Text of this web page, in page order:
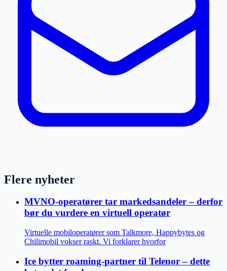
Flere nyheter
MVNO-operatører tar markedsandeler – derfor
bør du vurdere en virtuell operatør
Virtuelle mobiloperatører som Talkmore, Happybytes og
Chilimobil vokser raskt. Vi forklarer hvorfor
Ice bytter roaming-partner til Telenor – dette